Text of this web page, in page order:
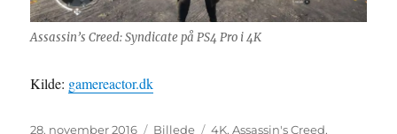
Assassin’s Creed: Syndicate på PS4 Pro i 4K
Kilde: gamereactor.dk
Udgivet
28. november 2016 Format
Billede Tags
4K,Assassin's Creed,